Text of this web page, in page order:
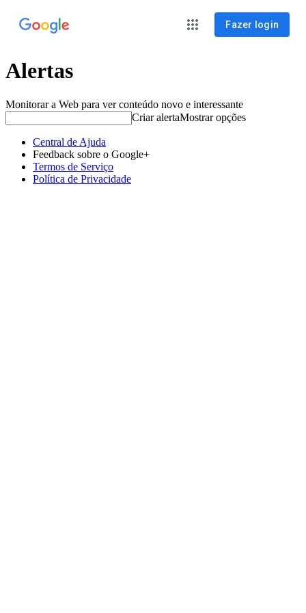
Fazer login
Alertas
Monitorar a Web para ver conteúdo novo e interessante
Criar alertaMostrar opções
Central de Ajuda
Feedback sobre o Google+
Termos de Serviço
Política de Privacidade